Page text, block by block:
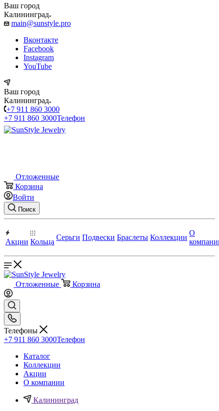
Ваш город
Калининград
main@sunstyle.pro
Вконтакте
Facebook
Instagram
YouTube
Ваш город
Калининград
+7 911 860 3000
+7 911 860 3000Телефон
Отложенные
Корзина
Войти
Поиск
Акции Кольца
Серьги Подвески Браслеты Коллекции
О
Отложенные Корзина
Телефоны
+7 911 860 3000Телефон
Каталог
Коллекции
Акции
О компании
Калининград